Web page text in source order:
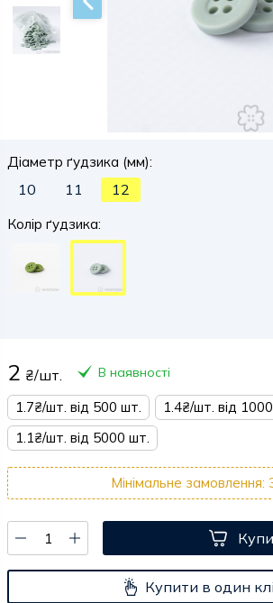
Діаметр ґудзика (мм):
10 11 12
Колір ґудзика:
2 ₴/шт. В наявності
1.7₴/шт. від 500 шт.
1.4₴/шт. від
1.1₴/шт. від 5000 шт.
Мінімальне замовлення:
Купити в один